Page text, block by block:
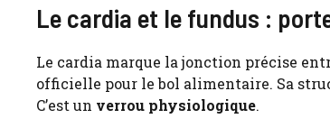
Le cardia et le fundus :
Le cardia marque la jonction précise
officielle pour le bol alimentaire. Sa
C’est un verrou physiologique.